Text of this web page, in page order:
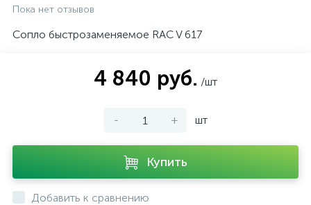
Пока нет отзывов
Сопло быстрозаменяемое RAC V 617
4 840 руб. /шт
- + шт
Купить
Добавить к сравнению